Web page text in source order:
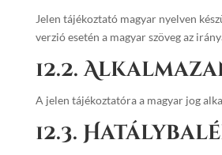
Jelen tájékoztató magyar nyelven
verzió esetén a magyar szöveg az
12.2.
A jelen tájékoztatóra a magyar jog
12.3.